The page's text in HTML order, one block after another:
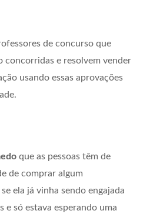
de concurso que
concorridas e resolvem vender
usando essas aprovações
que as pessoas têm de
de comprar algum
ela já vinha sendo engajada
só estava esperando uma